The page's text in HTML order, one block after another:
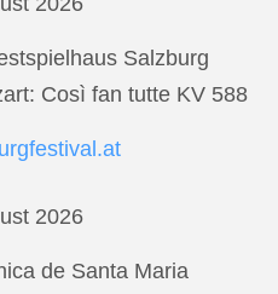
Salzburg
Così fan tutte KV 588
2026
de Santa Maria